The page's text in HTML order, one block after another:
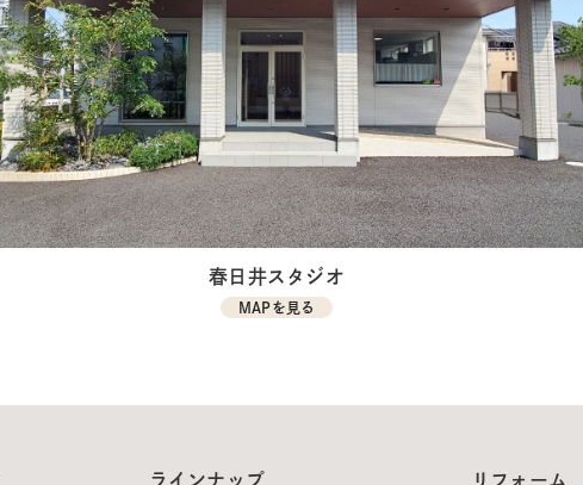
春日井スタジオ
MAPを見る
ラインナップ リフォーム